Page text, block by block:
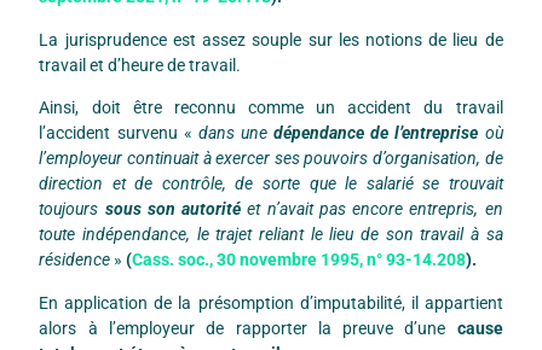
La jurisprudence est assez souple sur les notions de lieu de
travail et d’heure de travail.
Ainsi, doit être reconnu comme un accident du travail
l’accident survenu « dans une dépendance de l’entreprise où
l’employeur continuait à exercer ses pouvoirs d’organisation, de
direction et de contrôle, de sorte que le salarié se trouvait
toujours sous son autorité et n’avait pas encore entrepris, en
toute indépendance, le trajet reliant le lieu de son travail à sa
résidence » (Cass. soc., 30 novembre 1995, n° 93-14.208).
En application de la présomption d’imputabilité, il appartient
alors à l’employeur de rapporter la preuve d’une cause